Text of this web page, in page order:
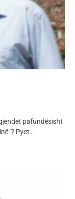
pafundësisht
Pyet…